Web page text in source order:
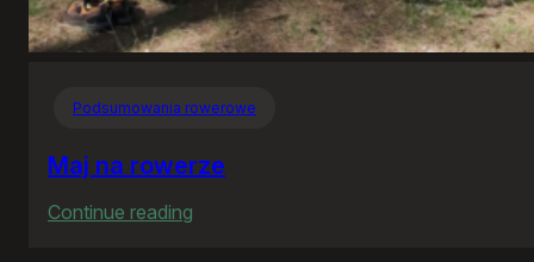
Podsumowania rowerowe
Maj na rowerze
Continue reading